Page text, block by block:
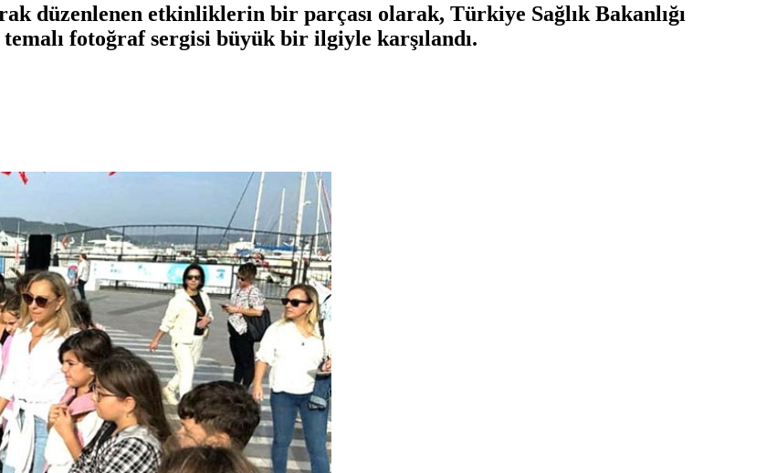
düzenlenen etkinliklerin bir parçası olarak, Türkiye Sağlık Bakanlığı
fotoğraf sergisi büyük bir ilgiyle karşılandı.